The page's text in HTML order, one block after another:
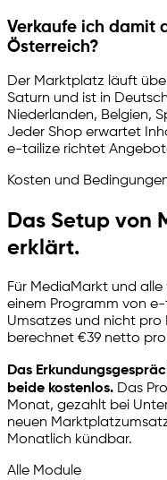
Verkaufe ich damit
Österreich?
Der Marktplatz läuft
Saturn und ist in
Niederlanden, Belgien,
Jeder Shop erwartet
e-tailize richtet
Kosten und
Das Setup von
erklärt.
Für MediaMarkt und
einem Programm von e-
Umsatzes und nicht
berechnet €39 netto
Das
beide kostenlos. Das
Monat, gezahlt bei
neuen
Monatlich kündbar.
Alle Module